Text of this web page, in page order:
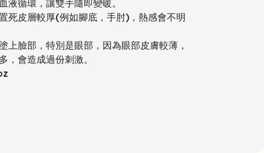
液循環，讓雙手隨即變暖。
死皮層較厚(例如腳底，手肘)，熱感會不明
上臉部，特別是眼部，因為眼部皮膚較薄，
，會造成過份刺激。